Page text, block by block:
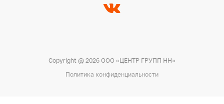
Copyright @ 2026 ООО «ЦЕНТР ГРУПП НН»
Политика конфиденциальности